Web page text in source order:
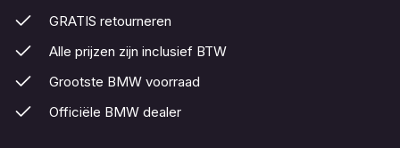
GRATIS retourneren
Alle prijzen zijn inclusief BTW
Grootste BMW voorraad
Officiële BMW dealer